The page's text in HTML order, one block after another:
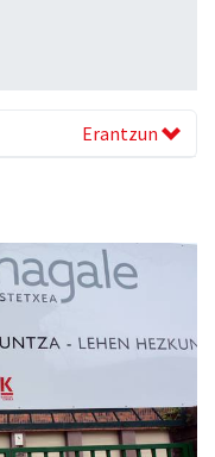
Erantzun